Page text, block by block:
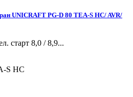
UNICRAFT PG-D 80 TEA-S HC/ AVR/
старт 8,0 / 8,9...
S HC